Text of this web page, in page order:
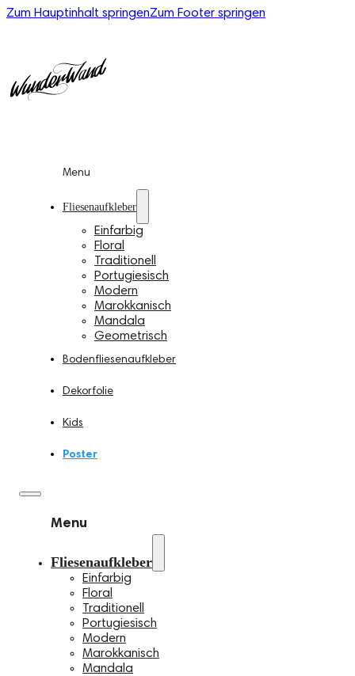
Zum Hauptinhalt springenZum Footer springen
Menu
Fliesenaufkleber
Einfarbig
Floral
Traditionell
Portugiesisch
Modern
Marokkanisch
Mandala
Geometrisch
Bodenfliesenaufkleber
Dekorfolie
Kids
Poster
Menu
Fliesenaufkleber
Einfarbig
Floral
Traditionell
Portugiesisch
Modern
Marokkanisch
Mandala